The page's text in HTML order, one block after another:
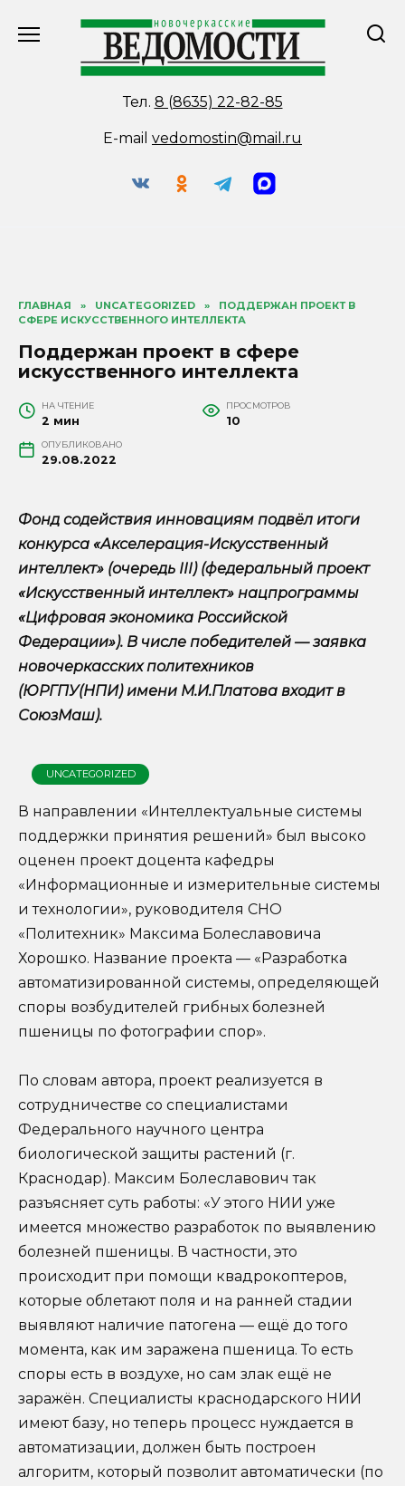
Тел. 8 (8635) 22-82-85
E-mail vedomostin@mail.ru
ГЛАВНАЯ » UNCATEGORIZED »
ПОДДЕРЖАН ПРОЕКТ В
СФЕРЕ ИСКУССТВЕННОГО ИНТЕЛЛЕКТА
Поддержан проект в сфере
искусственного интеллекта
НА ЧТЕНИЕ
2 мин
ПРОСМОТРОВ
10
ОПУБЛИКОВАНО
29.08.2022
Фонд содействия инновациям подвёл итоги
конкурса «Акселерация-Искусственный
интеллект» (очередь III) (федеральный проект
«Искусственный интеллект» нацпрограммы
«Цифровая экономика Российской
Федерации»). В числе победителей — заявка
новочеркасских политехников
(ЮРГПУ(НПИ) имени М.И.Платова входит в
СоюзМаш).
UNCATEGORIZED
В направлении «Интеллектуальные системы
поддержки принятия решений» был высоко
оценен проект доцента кафедры
«Информационные и измерительные системы
и технологии», руководителя СНО
«Политехник» Максима Болеславовича
Хорошко. Название проекта — «Разработка
автоматизированной системы, определяющей
споры возбудителей грибных болезней
пшеницы по фотографии спор».
По словам автора, проект реализуется в
сотрудничестве со специалистами
Федерального научного центра
биологической защиты растений (г.
Краснодар). Максим Болеславович так
разъясняет суть работы: «У этого НИИ уже
имеется множество разработок по выявлению
болезней пшеницы. В частности, это
происходит при помощи квадрокоптеров,
которые облетают поля и на ранней стадии
выявляют наличие патогена — ещё до того
момента, как им заражена пшеница. То есть
споры есть в воздухе, но сам злак ещё не
заражён. Специалисты краснодарского НИИ
имеют базу, но теперь процесс нуждается в
автоматизации, должен быть построен
алгоритм, который позволит автоматически (по